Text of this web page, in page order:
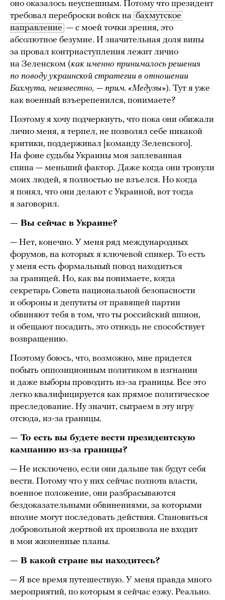
оно оказалось неуспешным. Потому что президент
требовал переброски войск на бахмутское
направление — с моей точки зрения, это
абсолютное безумие. И значительная доля вины
за провал контрнаступления лежит лично
на Зеленском (как именно принималось решения
по поводу украинской стратегии в отношении
Бахмута, неизвестно, — прим. «Медузы»). Тут я уже
как военный взъерепенился, понимаете?
Поэтому я хочу подчеркнуть, что пока они обижали
лично меня, я терпел, не позволял себе никакой
критики, поддерживал [команду Зеленского].
На фоне судьбы Украины моя заплеванная
спина — меньший фактор. Даже когда они тронули
моих людей, я полностью не взъелся. Но когда
я понял, что они делают с Украиной, вот тогда
я заговорил.
— Вы сейчас в Украине?
— Нет, конечно. У меня ряд международных
форумов, на которых я ключевой спикер. То есть
у меня есть формальный повод находиться
за границей. Но, как вы понимаете, когда
секретарь Совета национальной безопасности
и обороны и депутаты от правящей партии
обвиняют тебя в том, что ты российский шпион,
и обещают посадить, это отнюдь не способствует
возвращению.
Поэтому боюсь, что, возможно, мне придется
побыть оппозиционным политиком в изгнании
и даже выборы проводить из-за границы. Все это
легко квалифицируется как прямое политическое
преследование. Ну значит, сыграем в эту игру
отсюда, из-за границы.
— То есть вы будете вести президентскую
кампанию из-за границы?
— Не исключено, если они дальше так будут себя
вести. Потому что у них сейчас полнота власти,
военное положение, они разбрасываются
бездоказательными обвинениями, за которыми
вполне могут последовать действия. Становиться
добровольной жертвой их произвола не входит
в мои жизненные планы.
— В какой стране вы находитесь?
— Я все время путешествую. У меня правда много
мероприятий, по которым я сейчас езжу. Реально.